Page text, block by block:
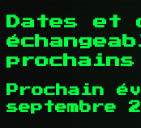
Dates et
Prochain
septembre